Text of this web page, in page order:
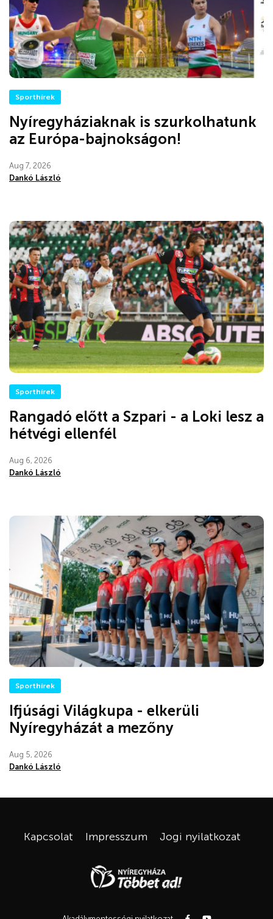
Sporthírek
Nyíregyháziaknak is szurkolhatunk
az Európa-bajnokságon!
Aug 7, 2026
Dankó László
Sporthírek
Rangadó előtt a Szpari - a Loki lesz a
hétvégi ellenfél
Aug 6, 2026
Dankó László
Sporthírek
Ifjúsági Világkupa - elkerüli
Nyíregyházát a mezőny
Aug 5, 2026
Dankó László
Kapcsolat Impresszum Jogi nyilatkozat